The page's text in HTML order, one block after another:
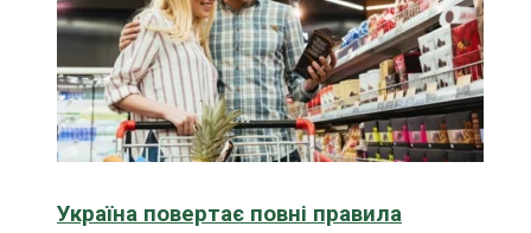
Україна повертає повні правила